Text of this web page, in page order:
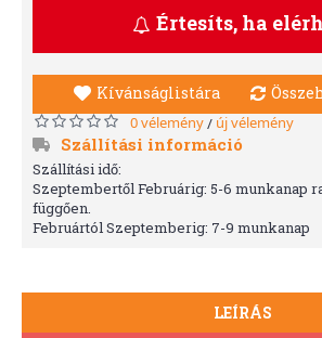
Értesíts, ha
Kívánságlistára
0 vélemény/ új vélemény
Szállítási információ
Szállítási idő:
Szeptembertől Februárig: 5-6 munkanap
függően.
Februártól Szeptemberig: 7-9 munkanap
LEÍRÁS